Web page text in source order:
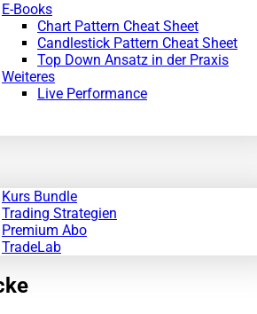
E-Books
Chart Pattern Cheat Sheet
Candlestick Pattern Cheat Sheet
Top Down Ansatz in der Praxis
Weiteres
Live Performance
Kurs Bundle
Trading Strategien
Premium Abo
TradeLab